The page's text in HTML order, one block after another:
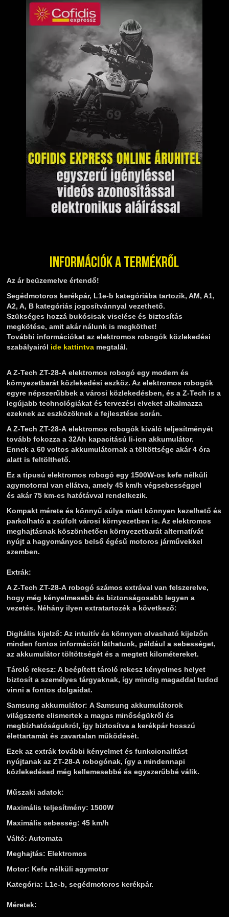
Információk a termékről
Az ár beüzemelve értendő!
Segédmotoros kerékpár, L1e-b kategóriába tartozik, AM, A1,
A2, A, B kategóriás jogosítvánnyal vezethető.
Szükséges hozzá bukósisak viselése és biztosítás
megkötése, amit akár nálunk is megköthet!
További információkat az elektromos robogók közlekedési
szabályairól ide kattintva megtalál.
A Z-Tech ZT-28-A elektromos robogó egy modern és
környezetbarát közlekedési eszköz. Az elektromos robogók
egyre népszerűbbek a városi közlekedésben, és a Z-Tech is a
legújabb technológiákat és tervezési elveket alkalmazza
ezeknek az eszközöknek a fejlesztése során.
A Z-Tech ZT-28-A elektromos robogók kiváló teljesítményét
tovább fokozza a 32Ah kapacitású li-ion akkumulátor.
Ennek a 60 voltos akkumulátornak a töltöttsége akár 4 óra
alatt is feltölthető.
Ez a tipusú elektromos robogó egy 1500W-os kefe nélküli
agymotorral van ellátva, amely 45 km/h végsebességgel
és akár 75 km-es hatótávval rendelkezik.
Kompakt mérete és könnyű súlya miatt könnyen kezelhető és
parkolható a zsúfolt városi környezetben is. Az elektromos
meghajtásnak köszönhetően környezetbarát alternatívát
nyújt a hagyományos belső égésű motoros járművekkel
szemben.
Extrák:
A Z-Tech ZT-28-A robogó számos extrával van felszerelve,
hogy még kényelmesebb és biztonságosabb legyen a
vezetés. Néhány ilyen extratartozék a következő:
Digitális kijelző: Az intuitív és könnyen olvasható kijelzőn
minden fontos információt láthatunk, például a sebességet,
az akkumulátor töltöttségét és a megtett kilométereket.
Tároló rekesz: A beépített tároló rekesz kényelmes helyet
biztosít a személyes tárgyaknak, így mindig magaddal tudod
vinni a fontos dolgaidat.
Samsung akkumulátor: A Samsung akkumulátorok
világszerte elismertek a magas minőségükről és
megbízhatóságukról, így biztosítva a kerékpár hosszú
élettartamát és zavartalan működését.
Ezek az extrák további kényelmet és funkcionalitást
nyújtanak az ZT-28-A robogónak, így a mindennapi
közlekedésed még kellemesebbé és egyszerűbbé válik.
Műszaki adatok:
Maximális teljesítmény: 1500W
Maximális sebesség: 45 km/h
Váltó: Automata
Meghajtás: Elektromos
Motor: Kefe nélküli agymotor
Kategória: L1e-b, segédmotoros kerékpár.
Méretek: